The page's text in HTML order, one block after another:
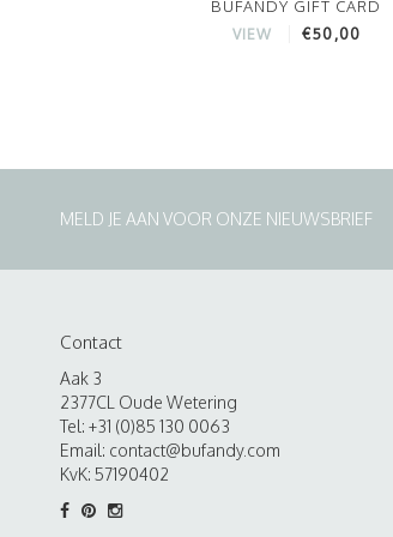
BUFANDY GIFT CARD
VIEW €50,00
MELD JE AAN VOOR ONZE NIEUWSBRIEF
Contact
Aak 3
2377CL Oude Wetering
Tel: +31 (0)85 130 0063
Email: contact@bufandy.com
KvK: 57190402